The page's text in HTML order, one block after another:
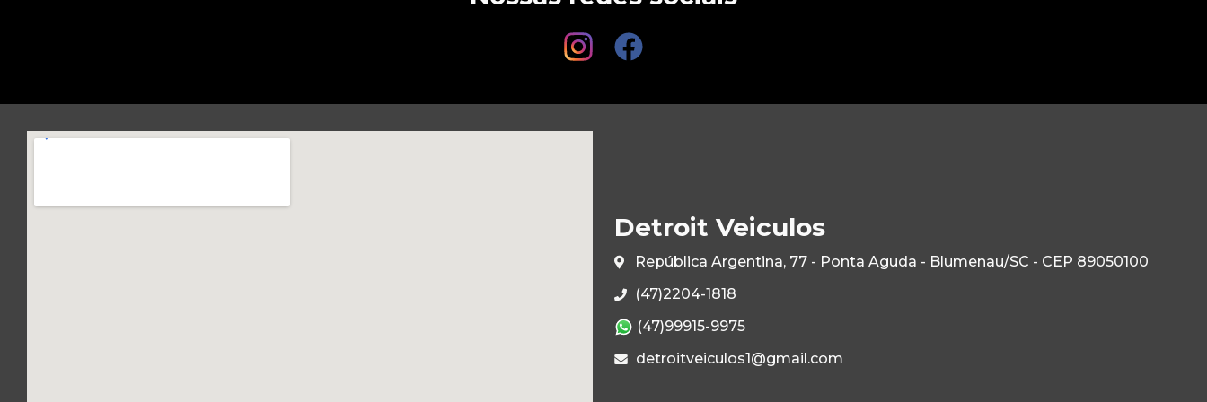
Detroit Veiculos
República Argentina, 77 - Ponta Aguda - Blumenau/SC - CEP 89050100
(47)2204-1818
(47)99915-9975
detroitveiculos1@gmail.com